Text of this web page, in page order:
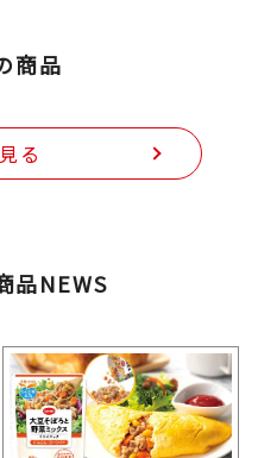
商品
る
品NEWS